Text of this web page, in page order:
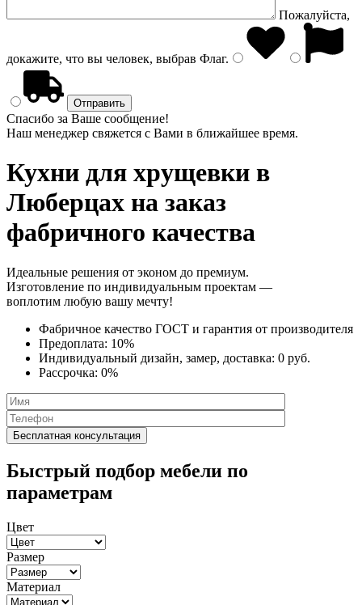
Пожалуйста,
докажите, что вы человек, выбрав Флаг.
Спасибо за Ваше сообщение!
Наш менеджер свяжется с Вами в ближайшее время.
Кухни для хрущевки в
Люберцах на заказ
фабричного качества
Идеальные решения от эконом до премиум.
Изготовление по индивидуальным проектам —
воплотим любую вашу мечту!
Фабричное качество ГОСТ и гарантия от производителя
Предоплата: 10%
Индивидуальный дизайн, замер, доставка: 0 руб.
Рассрочка: 0%
Быстрый подбор мебели по
параметрам
Цвет
Размер
Материал